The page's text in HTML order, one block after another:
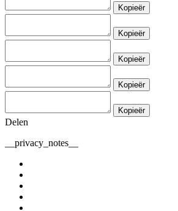
Kopieër
Kopieër
Kopieër
Kopieër
Kopieër
Delen
__privacy_notes__